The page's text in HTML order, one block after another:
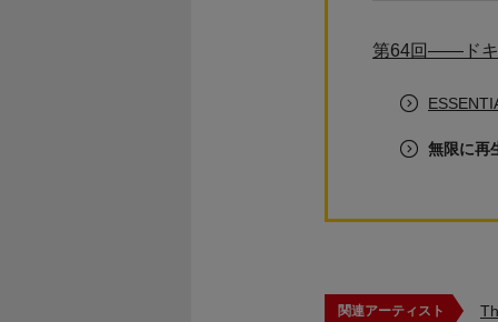
第64回――ドキ
無限に再
関連アーティスト